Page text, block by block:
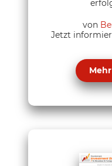
von
Jetzt